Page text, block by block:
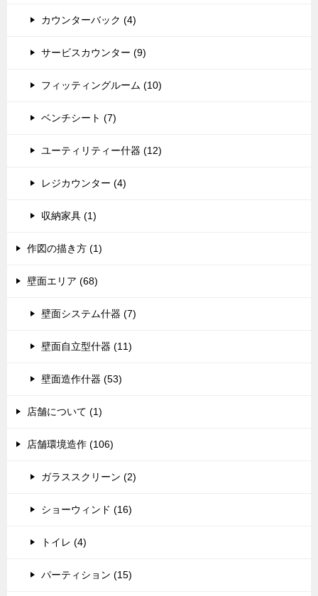
カウンターバック (4)
サービスカウンター (9)
フィッティングルーム (10)
ベンチシート (7)
ユーティリティー什器 (12)
レジカウンター (4)
収納家具 (1)
作図の描き方 (1)
壁面エリア (68)
壁面システム什器 (7)
壁面自立型什器 (11)
壁面造作什器 (53)
店舗について (1)
店舗環境造作 (106)
ガラススクリーン (2)
ショーウィンド (16)
トイレ (4)
パーティション (15)